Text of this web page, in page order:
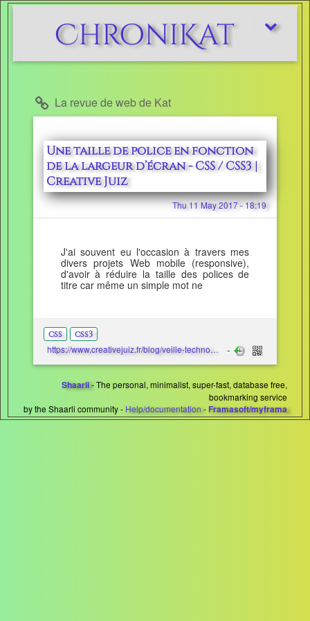
Afficher/
ChroniKat
La revue de web de Kat
Une taille de police en fonction
de la largeur d’écran - CSS / CSS3 |
Creative Juiz
Thu 11 May 2017 - 18:19
J'ai souvent eu l'occasion à travers mes
divers projets Web mobile (responsive),
d'avoir à réduire la taille des polices de
titre car même un simple mot ne
css css3
https://www.creativejuiz.fr/blog/veille-technologique/taille-police-en-fonction-largeur-ecran-viewport
Shaarli- The personal, minimalist, super-fast, database free,
bookmarking service
by the Shaarli community - Help/documentation- Framasoft/myframa